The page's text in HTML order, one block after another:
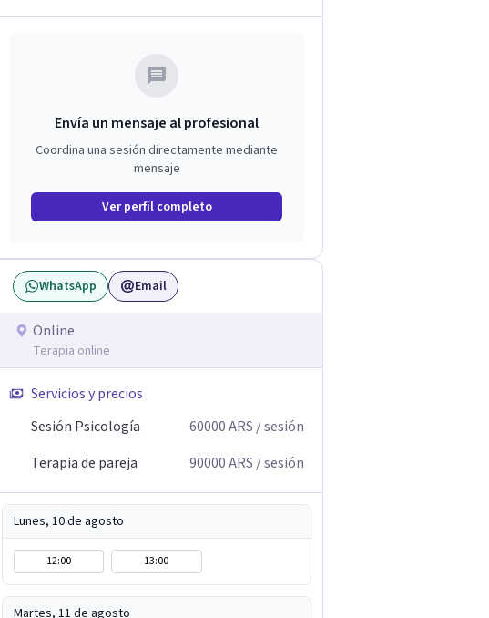
Envía un mensaje al profesional
Coordina una sesión directamente mediante
mensaje
Ver perfil completo
WhatsApp Email
Online
Terapia online
Servicios y precios
Sesión Psicología
60000ARS / sesión
Terapia de pareja
90000ARS / sesión
Lunes, 10 de agosto
12:00 13:00
Martes, 11 de agosto